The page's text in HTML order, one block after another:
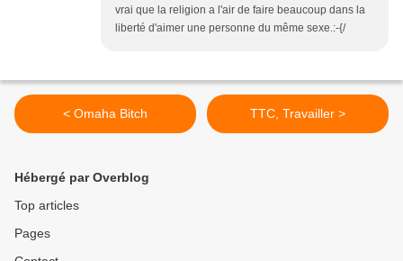
vrai que la religion a l'air de faire beaucoup dans la
liberté d'aimer une personne du même sexe.:-{/
< Omaha Bitch TTC, Travailler >
Hébergé par Overblog
Top articles
Pages